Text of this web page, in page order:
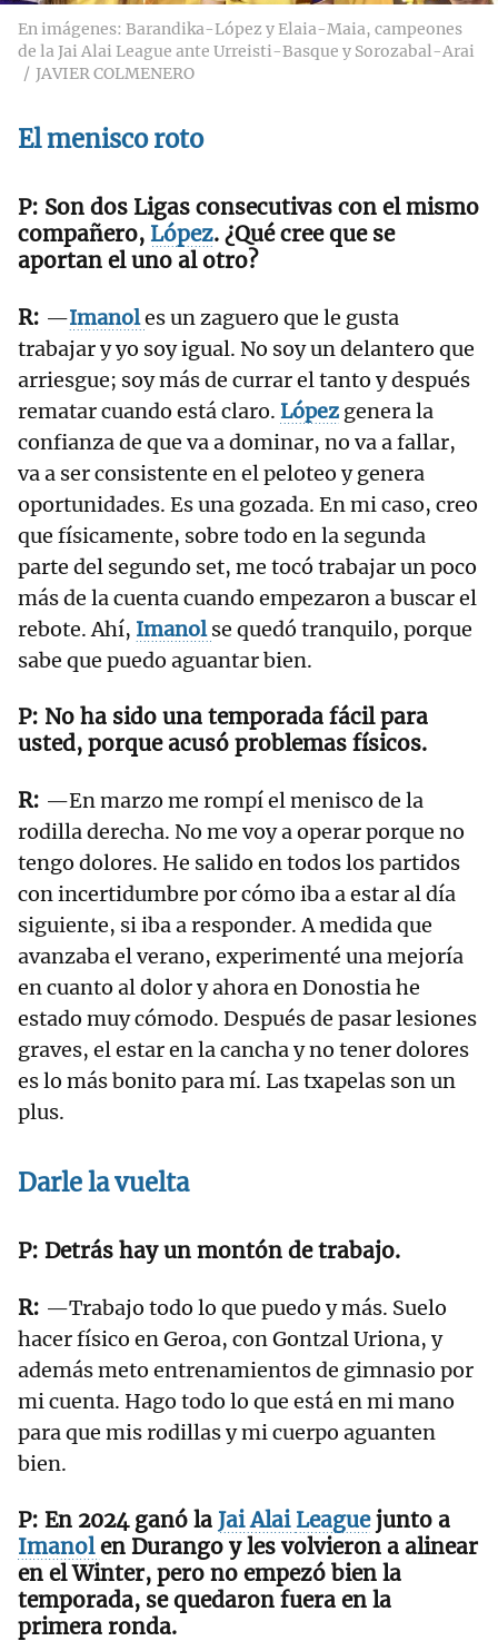
En imágenes: Barandika-López y Elaia-Maia, campeones
de la Jai Alai League ante Urreisti-Basque y Sorozabal-Arai
JAVIER COLMENERO
El menisco roto
Son dos Ligas consecutivas con el mismo
compañero, López. ¿Qué cree que se
aportan el uno al otro?
—Imanoles un zaguero que le gusta
trabajar y yo soy igual. No soy un delantero que
arriesgue; soy más de currar el tanto y después
rematar cuando está claro. López genera la
confianza de que va a dominar, no va a fallar,
va a ser consistente en el peloteo y genera
oportunidades. Es una gozada. En mi caso, creo
que físicamente, sobre todo en la segunda
parte del segundo set, me tocó trabajar un poco
más de la cuenta cuando empezaron a buscar el
rebote. Ahí, Imanolse quedó tranquilo, porque
sabe que puedo aguantar bien.
No ha sido una temporada fácil para
usted, porque acusó problemas físicos.
—En marzo me rompí el menisco de la
rodilla derecha. No me voy a operar porque no
tengo dolores. He salido en todos los partidos
con incertidumbre por cómo iba a estar al día
siguiente, si iba a responder. A medida que
avanzaba el verano, experimenté una mejoría
en cuanto al dolor y ahora en Donostia he
estado muy cómodo. Después de pasar lesiones
graves, el estar en la cancha y no tener dolores
es lo más bonito para mí. Las txapelas son un
plus.
Darle la vuelta
Detrás hay un montón de trabajo.
—Trabajo todo lo que puedo y más. Suelo
hacer físico en Geroa, con Gontzal Uriona, y
además meto entrenamientos de gimnasio por
mi cuenta. Hago todo lo que está en mi mano
para que mis rodillas y mi cuerpo aguanten
bien.
En 2024 ganó la JaiAlai Leaguejunto a
Imanolen Durango y les volvieron a alinear
en el Winter, pero no empezó bien la
temporada, se quedaron fuera en la
primera ronda.